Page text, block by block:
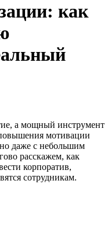
как
а мощный инструмент
мотивации
даже с небольшим
расскажем, как
корпоратив,
сотрудникам.